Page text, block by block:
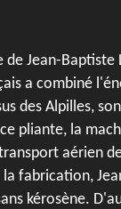
Jean-Baptiste
a combiné
des Alpilles,
pliante, la
aérien
fabrication,
kérosène.